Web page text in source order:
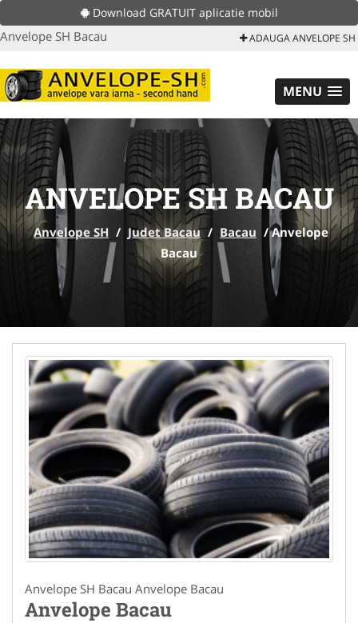
Download GRATUIT aplicatie mobil
Anvelope SH Bacau ADAUGA ANVELOPE SH
MENU
ANVELOPE SH BACAU
Anvelope SH / Judet Bacau / Bacau /Anvelope
Bacau
Anvelope SH Bacau Anvelope Bacau
Anvelope Bacau